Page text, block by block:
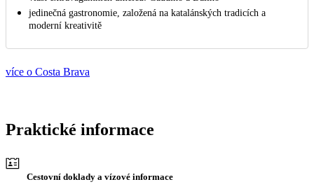
jedinečná gastronomie, založená na katalánských tradicích a
moderní kreativitě
více o Costa Brava
Praktické informace
Cestovní doklady a vízové informace